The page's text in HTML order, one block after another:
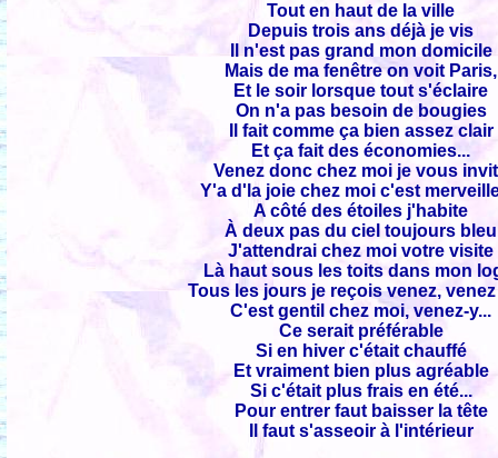
Tout en haut de la ville
Depuis trois ans déjà je vis
Il n'est pas grand mon domicile
Mais de ma fenêtre on voit Paris,
Et le soir lorsque tout s'éclaire
On n'a pas besoin de bougies
Il fait comme ça bien assez clair
Et ça fait des économies...
Venez donc chez moi je vous
Y'a d'la joie chez moi c'est
A côté des étoiles j'habite
À deux pas du ciel toujours bleu
J'attendrai chez moi votre visite
Là haut sous les toits dans mon
Tous les jours je reçois venez,
C'est gentil chez moi, venez-y...
Ce serait préférable
Si en hiver c'était chauffé
Et vraiment bien plus agréable
Si c'était plus frais en été...
Pour entrer faut baisser la tête
Il faut s'asseoir à l'intérieur